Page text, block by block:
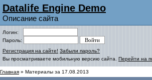
Datalife Engine Demo
Описание сайта
Логин:
Пароль:
Регистрация на сайте! Забыли пароль?
Вы просматриваете мобильную версию сайта. Перейти на
Главная » Материалы за 17.08.2013